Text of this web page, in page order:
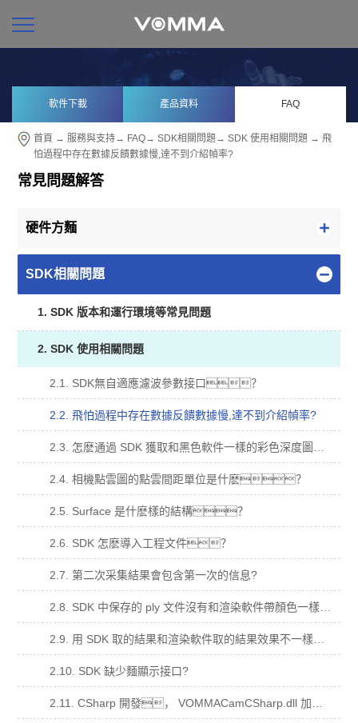
軟件下載 產品資料 FAQ
首頁 →服務與支持→ FAQ→SDK相關問題 →SDK 使用相關問題 → 飛
怕過程中存在數據反饋數據慢,達不到介紹幀率?
常見問題解答
硬件方麵
SDK相關問題
1. SDK 版本和運行環境等常見問題
2. SDK 使用相關問題
2.1. SDK無自適應濾波參數接口？
2.2. 飛怕過程中存在數據反饋數據慢,達不到介紹幀率?
2.4. 相機點雲圖的點雲間距單位是什麽？
2.5. Surface 是什麽樣的結構？
2.6. SDK 怎麽導入工程文件？
2.7. 第二次采集結果會包含第一次的信息?
2.10. SDK 缺少麵顯示接口?